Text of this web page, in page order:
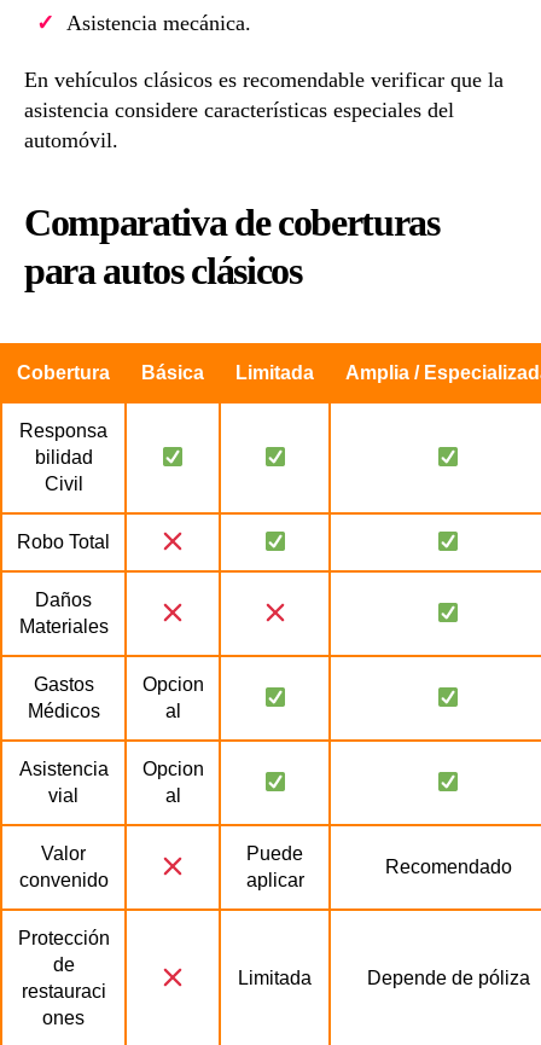
Asistencia mecánica.
En vehículos clásicos es recomendable verificar que la
asistencia considere características especiales del
automóvil.
Comparativa de coberturas
para autos clásicos
Cobertura Básica Limitada Amplia /
Responsa
bilidad
Civil
Robo Total
Daños
Materiales
Gastos
Médicos
Opcion
al
Asistencia
vial
Opcion
al
Valor
convenido
Puede
aplicar
Recomendado
Protección
de
restauraci
ones
Limitada Depende de póliza